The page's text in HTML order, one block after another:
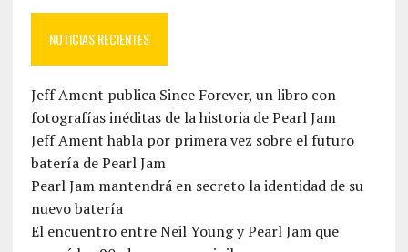
NOTICIAS RECIENTES
Jeff Ament publica Since Forever, un libro con
fotografías inéditas de la historia de Pearl Jam
Jeff Ament habla por primera vez sobre el futuro
batería de Pearl Jam
Pearl Jam mantendrá en secreto la identidad de su
nuevo batería
El encuentro entre Neil Young y Pearl Jam que